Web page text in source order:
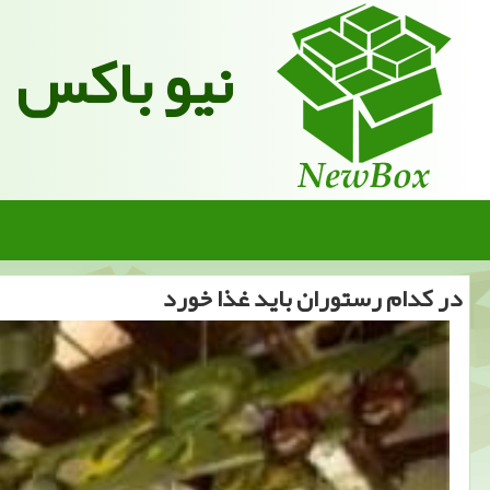
نیو باکس
در كدام رستوران باید غذا خورد